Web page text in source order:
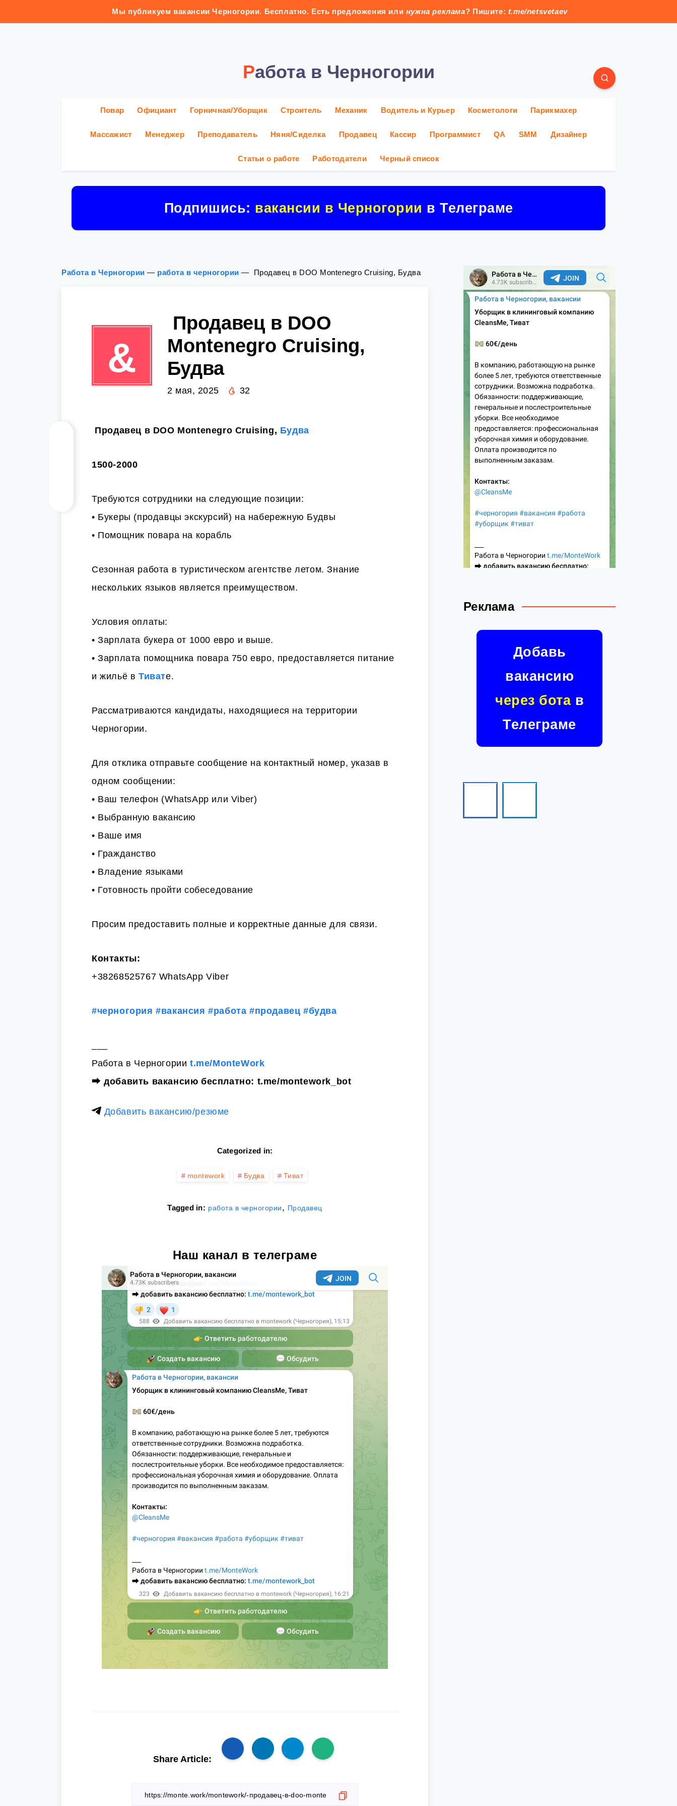
Мы публикуем вакансии Черногории. Бесплатно. Есть предложения или нужна реклама? Пишите: t.me/netsvetaev
Работа в Черногории
Повар Официант Горничная/Уборщик Строитель Механик Водитель и Курьер Косметологи Парикмахер
Массажист Менеджер Преподаватель Няня/Сиделка Продавец Кассир Программист QA SMM Дизайнер
Статьи о работе Работодатели Черный список
Подпишись: вакансии в Черногории в Телеграме
Работа в Черногории — работа в черногории — ️ Продавец в DOO Montenegro Cruising, Будва
&
️ Продавец в DOO
Montenegro Cruising,
Будва
2 мая, 2025 32
️ Продавец в DOO Montenegro Cruising, Будва
1500-2000
Требуются сотрудники на следующие позиции:
• Букеры (продавцы экскурсий) на набережную Будвы
• Помощник повара на корабль
Сезонная работа в туристическом агентстве летом. Знание
нескольких языков является преимуществом.
Условия оплаты:
• Зарплата букера от 1000 евро и выше.
• Зарплата помощника повара 750 евро, предоставляется питание
и жильё в Тивате.
Рассматриваются кандидаты, находящиеся на территории
Черногории.
Для отклика отправьте сообщение на контактный номер, указав в
одном сообщении:
• Ваш телефон (WhatsApp или Viber)
• Выбранную вакансию
• Ваше имя
• Гражданство
• Владение языками
• Готовность пройти собеседование
Просим предоставить полные и корректные данные для связи.
Контакты:
+38268525767 WhatsApp Viber
#черногория #вакансия #работа #продавец #будва
Работа в Черногории t.me/MonteWork
⮕добавить вакансию бесплатно: t.me/montework_bot
Добавить вакансию/резюме
Categorized in:
montework Будва Тиват
Tagged in: работа в черногории, Продавец
Наш канал в телеграме
Share Article:
Реклама
Добавь
вакансию
через ботав
Телеграме